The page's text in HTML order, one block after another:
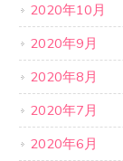
2020年10月
2020年9月
2020年8月
2020年7月
2020年6月